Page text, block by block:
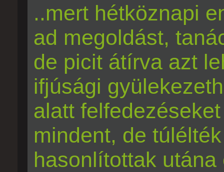
..mert hétköznapi
ad megoldást,
de picit átírva azt
ifjúsági
alatt
mindent, de
hasonlítottak